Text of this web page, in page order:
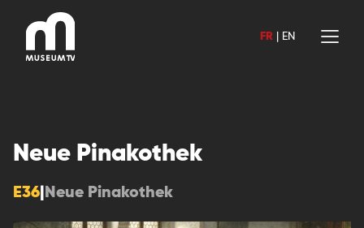
contenu
FR EN
Neue Pinakothek
E36 Neue Pinakothek